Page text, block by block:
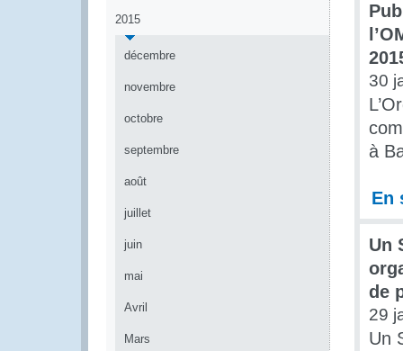
2015
décembre
novembre
octobre
septembre
août
juillet
juin
mai
Avril
Mars
30
à
En
Un
de
29
Un